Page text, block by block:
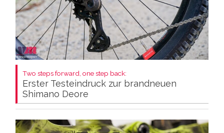
Two steps forward, one step back:
Erster Testeindruck zur brandneuen
Shimano Deore